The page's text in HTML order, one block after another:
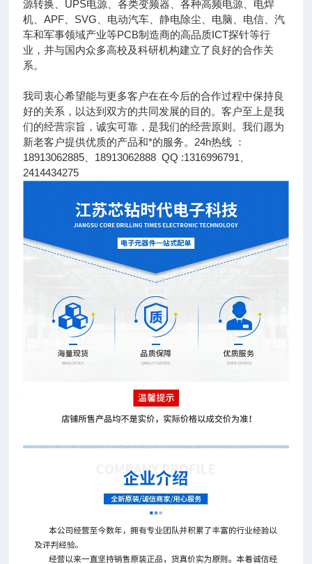
源转换、UPS电源、各类变频器、各种高频电源、电焊
机、APF、SVG、电动汽车、静电除尘、电脑、电信、汽
车和军事领域产业等PCB制造商的高品质ICT探针等行
业，并与国内众多高校及科研机构建立了良好的合作关
系。
我司衷心希望能与更多客户在在今后的合作过程中保持良
好的关系，以达到双方的共同发展的目的。客户至上是我
们的经营宗旨，诚实可靠，是我们的经营原则。我们愿为
新老客户提供优质的产品和*的服务。24h热线 ：
18913062885、18913062888 QQ :1316996791、
2414434275